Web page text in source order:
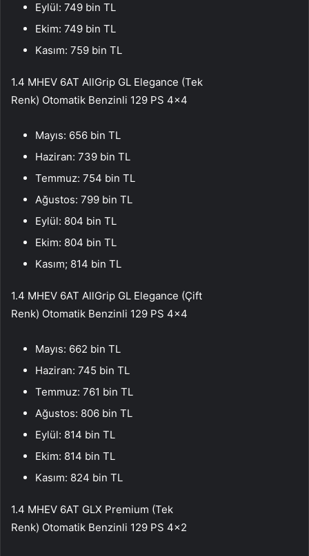
Eylül: 749 bin TL
Ekim: 749 bin TL
Kasım: 759 bin TL
1.4 MHEV 6AT AllGrip GL Elegance (Tek
Renk) Otomatik Benzinli 129 PS 4×4
Mayıs: 656 bin TL
Haziran: 739 bin TL
Temmuz: 754 bin TL
Ağustos: 799 bin TL
Eylül: 804 bin TL
Ekim: 804 bin TL
Kasım; 814 bin TL
1.4 MHEV 6AT AllGrip GL Elegance (Çift
Renk) Otomatik Benzinli 129 PS 4×4
Mayıs: 662 bin TL
Haziran: 745 bin TL
Temmuz: 761 bin TL
Ağustos: 806 bin TL
Eylül: 814 bin TL
Ekim: 814 bin TL
Kasım: 824 bin TL
1.4 MHEV 6AT GLX Premium (Tek
Renk) Otomatik Benzinli 129 PS 4×2